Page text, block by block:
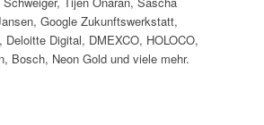
Google Zukunftswerkstatt,
Deloitte Digital, DMEXCO, HOLOCO,
Bosch, Neon Gold und viele mehr.